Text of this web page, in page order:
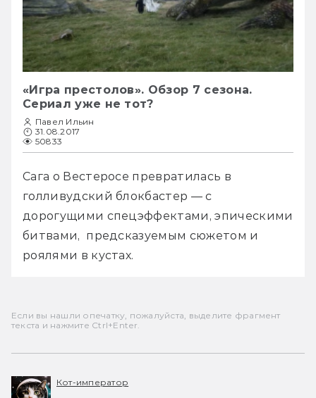
«Игра престолов». Обзор 7 сезона.
Сериал уже не тот?
Павел Ильин
31.08.2017
50833
Сага о Вестеросе превратилась в
голливудский блокбастер — с
дорогущими спецэффектами, эпическими
битвами,  предсказуемым сюжетом и
роялями в кустах.
Если вы нашли опечатку, пожалуйста, выделите фрагмент
текста и нажмите Ctrl+Enter.
Кот-император